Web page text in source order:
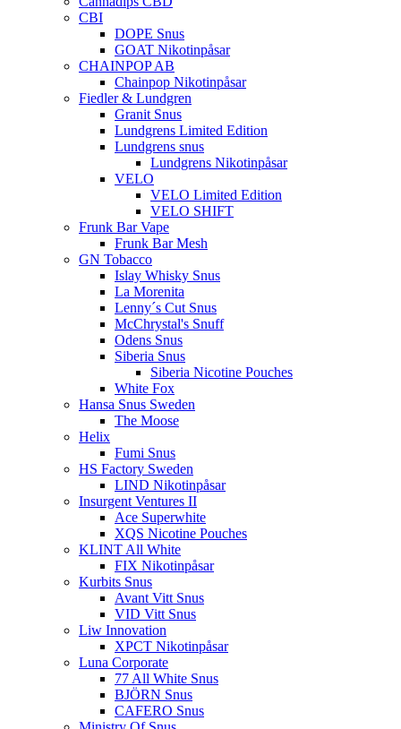
CBI
DOPE Snus
GOAT Nikotinpåsar
CHAINPOP AB
Chainpop Nikotinpåsar
Fiedler & Lundgren
Granit Snus
Lundgrens Limited Edition
Lundgrens snus
Lundgrens Nikotinpåsar
VELO
VELO Limited Edition
VELO SHIFT
Frunk Bar Vape
Frunk Bar Mesh
GN Tobacco
Islay Whisky Snus
La Morenita
Lenny´s Cut Snus
McChrystal's Snuff
Odens Snus
Siberia Snus
Siberia Nicotine Pouches
White Fox
Hansa Snus Sweden
The Moose
Helix
Fumi Snus
HS Factory Sweden
LIND Nikotinpåsar
Insurgent Ventures II
Ace Superwhite
XQS Nicotine Pouches
KLINT All White
FIX Nikotinpåsar
Kurbits Snus
Avant Vitt Snus
VID Vitt Snus
Liw Innovation
XPCT Nikotinpåsar
Luna Corporate
77 All White Snus
BJÖRN Snus
CAFERO Snus